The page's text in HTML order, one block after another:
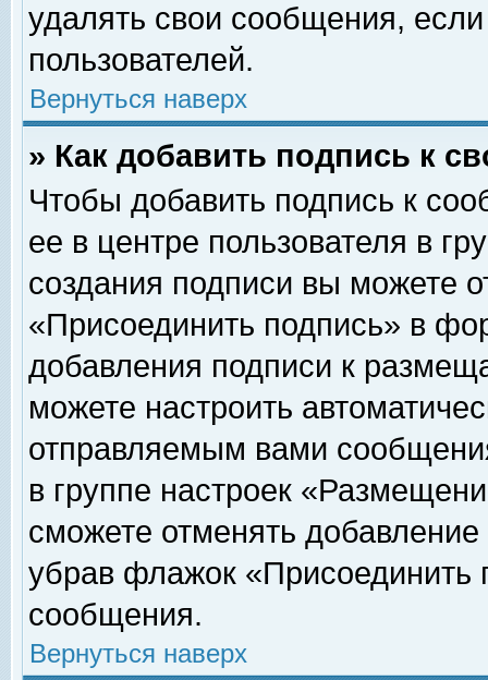
удалять свои сообщения,
пользователей.
Вернуться наверх
» Как добавить подпись к
Чтобы добавить подпись к
ее в центре пользователя в
создания подписи вы можете
«Присоединить подпись» в
добавления подписи к
можете настроить
отправляемым вами
в группе настроек
сможете отменять
убрав флажок «Присоединить
сообщения.
Вернуться наверх